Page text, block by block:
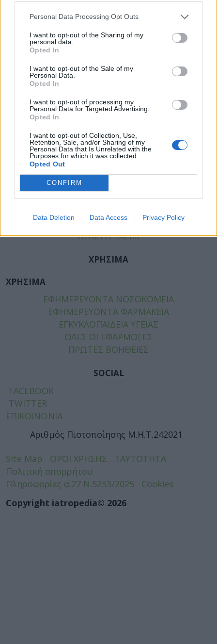
Personal Data Processing Opt Outs
I want to opt-out of the Sharing of my
personal data.
Opted In
I want to opt-out of the Sale of my
Personal Data.
Opted In
I want to opt-out of processing my
Personal Data for Targeted Advertising.
Opted In
I want to opt-out of Collection, Use,
Retention, Sale, and/or Sharing of my
Personal Data that Is Unrelated with the
Purposes for which it was collected.
Opted Out
CONFIRM
Data Deletion Data Access Privacy Policy
Facebook
Twitter
ΒΗΧΑΣ,ΣΥΝΔΡΟΜΟ ΣΕΡΟΤΟΝΙΝΗΣ
ΕΙΔΗΣΕΙΣ
ΥΓΕΙΑ
ΠΑΙΔΙ
ΨΥΧΙΚΗ ΥΓΕΙΑ
ΔΙΑΤΡΟΦΗ
TIPS
HEALTH TALKS
ΧΡΗΣΙΜΑ
ΧΡΗΣΙΜΑ
ΕΦΗΜΕΡΕΥΟΝΤΑ ΝΟΣΟΚΟΜΕΙΑ
ΕΦΗΜΕΡΕΥΟΝΤΑ ΦΑΡΜΑΚΕΙΑ
ΕΓΚΥΚΛΟΠΑΙΔΕΙΑ ΥΓΕΙΑΣ
ΟΛΕΣ ΟΙ ΕΦΑΡΜΟΓΕΣ
ΠΡΩΤΕΣ ΒΟΗΘΕΙΕΣ
SOCIAL
FACEBOOK
TWITTER
ΕΠΙΚΟΙΝΩΝΙΑ
Αριθμός Πιστοποίησης Μ.Η.Τ.242021
Site Map ΟΡΟΙ ΧΡΗΣΗΣ
ΤΑΥΤΟΤΗΤΑ
Πολιτική απορρήτου
Πληροφορίες α.27 Ν.5253/2025
Cookies
Copyright iatropedia© 2026